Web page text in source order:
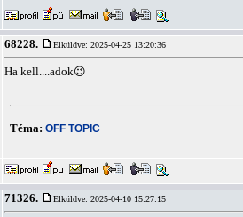
68228. Elküldve: 2025-04-25 13:20:36
Ha kell....adok😉
Téma: OFF TOPIC
71326. Elküldve: 2025-04-10 15:27:15